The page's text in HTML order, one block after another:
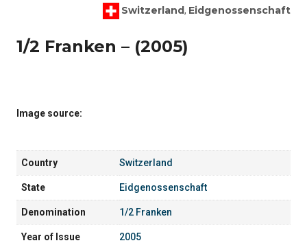
Switzerland, Eidgenossenschaft
1/2 Franken – (2005)
Image source:
Country Switzerland
State Eidgenossenschaft
Denomination 1/2 Franken
Year of Issue 2005